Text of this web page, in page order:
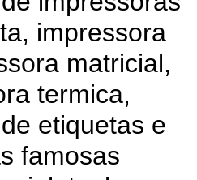
impressora
matricial,
termica,
etiquetas e
famosas